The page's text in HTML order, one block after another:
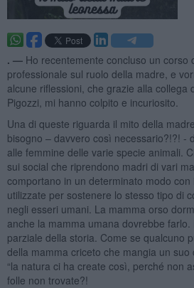
. — Ho recentemente concluso un corso
professionale sul ruolo della madre, e
alcune riflessioni, che grazie alla collega
Pigozzi, mi hanno colpito e incuriosito.
Una di queste riguarda il mito della
bisogno – davvero così necessario?!?! -
alle femmine delle varie specie animali.
sui social che riprendono madri di vari
comportano in un determinato modo
utilizzate per sostenere lo stesso tipo di
negli esseri umani. La mamma orso
anche la mamma umana dovrebbe
parziale della storia. Come se qualcuno
della mamma criceto che mangia un suo
“la natura ci ha create così, perché non
folle non trovate?!